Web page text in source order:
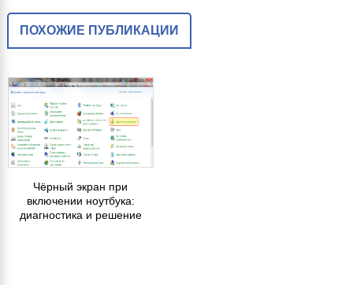
ПОХОЖИЕ ПУБЛИКАЦИИ
Чёрный экран при
включении ноутбука:
диагностика и решение